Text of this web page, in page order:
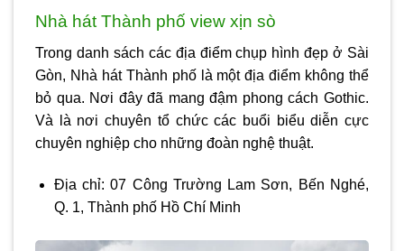
Nhà hát Thành phố view xịn sò
Trong danh sách các địa điểm chụp hình đẹp ở Sài
Gòn, Nhà hát Thành phố là một địa điểm không thể
bỏ qua. Nơi đây đã mang đậm phong cách Gothic.
Và là nơi chuyên tổ chức các buổi biểu diễn cực
chuyên nghiệp cho những đoàn nghệ thuật.
Địa chỉ: 07 Công Trường Lam Sơn, Bến Nghé,
Q. 1, Thành phố Hồ Chí Minh